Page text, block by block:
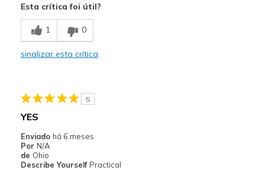
Breathe Well
Comfortable
Contras
Melhores utilizações
Esta crítica foi útil?
1 0
sinalizar esta crítica
5
YES
Enviado há 6 meses
Por N/A
de Ohio
Describe Yourself Practical